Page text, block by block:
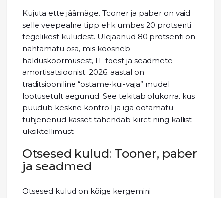
Kujuta ette jäämäge. Tooner ja paber on vaid
selle veepealne tipp ehk umbes 20 protsenti
tegelikest kuludest. Ülejäänud 80 protsenti on
nähtamatu osa, mis koosneb
halduskoormusest, IT-toest ja seadmete
amortisatsioonist. 2026. aastal on
traditsiooniline “ostame-kui-vaja” mudel
lootusetult aegunud. See tekitab olukorra, kus
puudub keskne kontroll ja iga ootamatu
tühjenenud kasset tähendab kiiret ning kallist
üksiktellimust.
Otsesed kulud: Tooner, paber
ja seadmed
Otsesed kulud on kõige kergemini